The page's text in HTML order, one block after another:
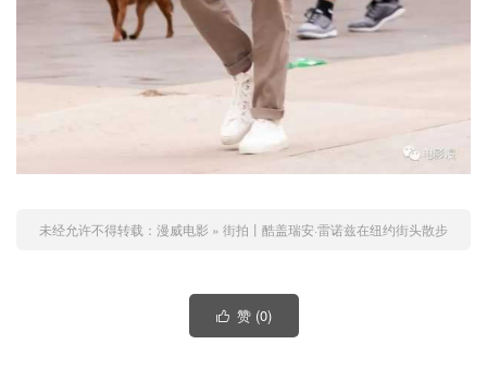
未经允许不得转载： 漫威电影 » 街拍丨酷盖瑞安·雷诺兹在纽约街头散步
 赞 (0)